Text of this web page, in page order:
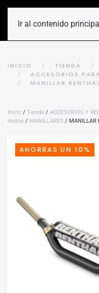
Ir al contenido
INICIO TIENDA
ACCESORIOS
MANILLAR
Inicio / Tienda / ACCESORIOS Y
motos / MANILLARES / MANILLAR
AHORRAS UN 10%